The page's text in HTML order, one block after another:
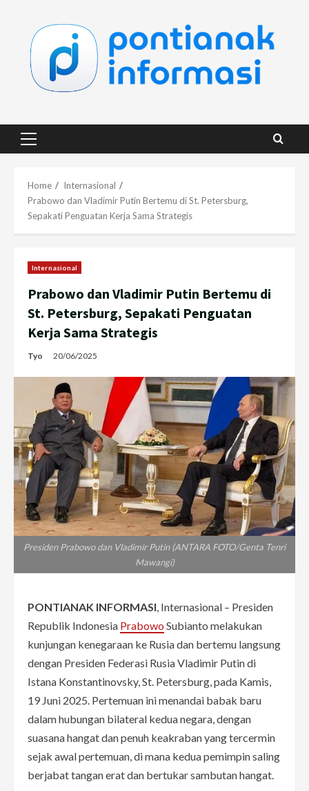
content
Primary
Home
Internasional
Prabowo dan Vladimir Putin Bertemu di St. Petersburg,
Sepakati Penguatan Kerja Sama Strategis
Internasional
Prabowo dan Vladimir Putin Bertemu di
St. Petersburg, Sepakati Penguatan
Kerja Sama Strategis
Tyo 20/06/2025
Presiden Prabowo dan Vladimir Putin (ANTARA FOTO/Genta Tenri
Mawangi)
PONTIANAK INFORMASI, Internasional – Presiden
Republik Indonesia Prabowo Subianto melakukan
kunjungan kenegaraan ke Rusia dan bertemu langsung
dengan Presiden Federasi Rusia Vladimir Putin di
Istana Konstantinovsky, St. Petersburg, pada Kamis,
19 Juni 2025. Pertemuan ini menandai babak baru
dalam hubungan bilateral kedua negara, dengan
suasana hangat dan penuh keakraban yang tercermin
sejak awal pertemuan, di mana kedua pemimpin saling
berjabat tangan erat dan bertukar sambutan hangat.